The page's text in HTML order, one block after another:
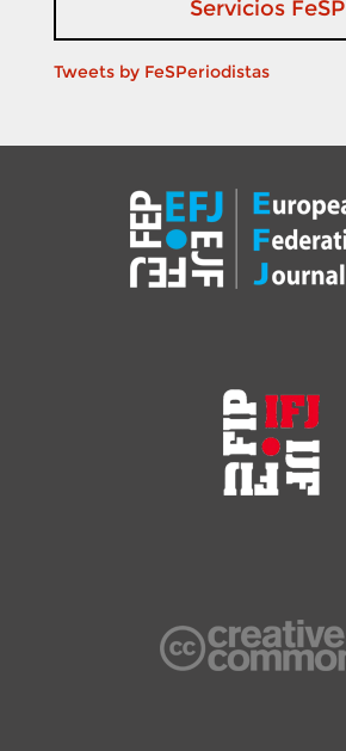
Servicios FeSP
Tweets by FeSPeriodistas